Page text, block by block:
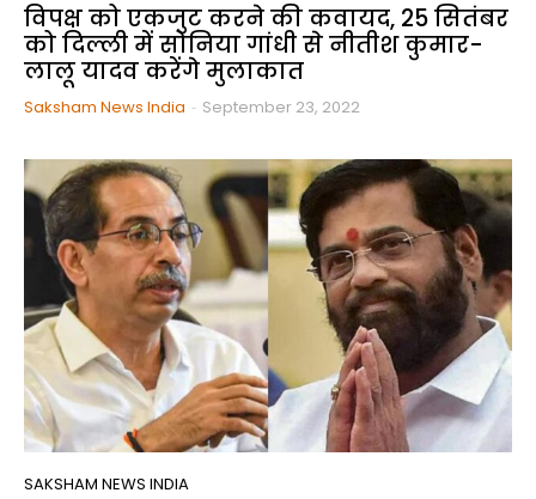
विपक्ष को एकजुट करने की कवायद, 25 सितंबर
को दिल्ली में सोनिया गांधी से नीतीश कुमार-
लालू यादव करेंगे मुलाकात
Saksham News India - September 23, 2022
SAKSHAM NEWS INDIA